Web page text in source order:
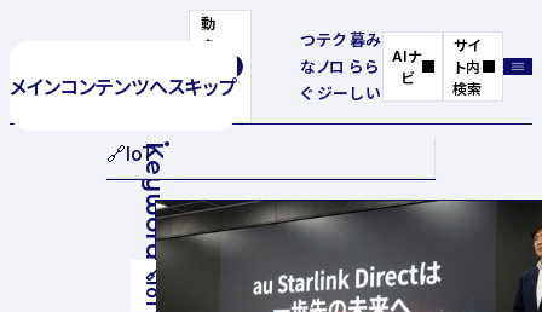
メインコンテンツへスキップ
動
き
停
つ
な
ぐ
テク
ノロ
ジー
暮
ら
し
み
ら
い
AIナ
ビ
サイ
ト内
検索
Keyword
🔗
IoT
🔗IoT